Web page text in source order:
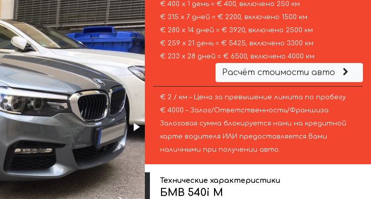
€ 400 х 1 день = € 400, включено 250 км
€ 315 х 7 дней = € 2200, включено 1500 км
€ 280 х 14 дней = € 3920, включено 2500 км
€ 259 х 21 день = € 5425, включено 3300 км
€ 233 х 28 дней = € 6500, включено 4000 км
Расчёт стоимости авто
€ 2 / км – Цена за превышение лимита по пробегу
€ 4000 – Залог/Ответственность/Франшиза.
Залоговая сумма блокируется нами на кредитной
карте водителя ИЛИ предоставляется Вами
наличными при получении авто.
Технические характеристики
БМВ 540i M